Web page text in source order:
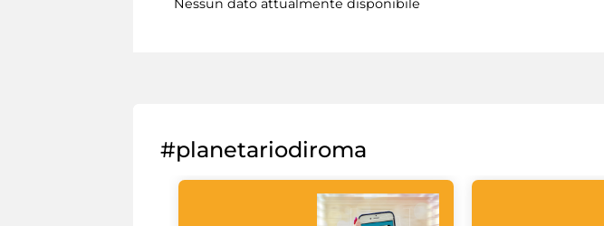
Nessun dato attualmente disponibile
#planetariodiroma